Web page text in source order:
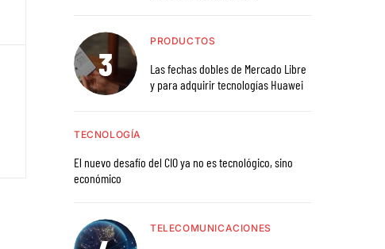
PRODUCTOS
Las fechas dobles de Mercado Libre
y para adquirir tecnologías Huawei
TECNOLOGÍA
El nuevo desafío del CIO ya no es tecnológico, sino
económico
TELECOMUNICACIONES